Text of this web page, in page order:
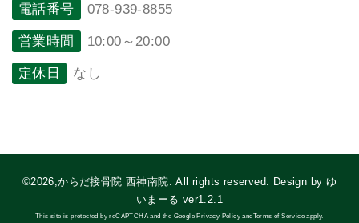
電話番号 078-939-8855
営業時間 10:00～20:00
定休日 なし
©2026,からだ接骨院 西神南院. All rights reserved. Design by ゆ
いまーる ver1.2.1
This site is protected by reCAPTCHA and the Google Privacy Policy andTerms of Service apply.